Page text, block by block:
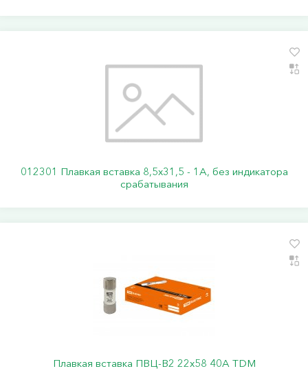
012301 Плавкая вставка 8,5х31,5 - 1А, без индикатора
срабатывания
Плавкая вставка ПВЦ-В2 22х58 40А TDM